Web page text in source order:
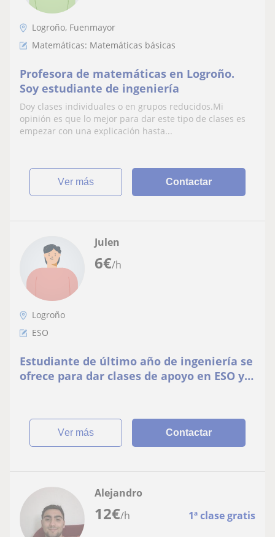
Logroño, Fuenmayor
Matemáticas: Matemáticas básicas
Profesora de matemáticas en Logroño.
Soy estudiante de ingeniería
Doy clases individuales o en grupos reducidos.Mi
opinión es que lo mejor para dar este tipo de clases es
empezar con una explicación hasta...
ver más Contactar
6€/h
Julen
Logroño
ESO
Estudiante de último año de ingeniería se
ofrece para dar clases de apoyo en ESO y
ver más Contactar
12€/h 1ª clase gratis
Alejandro